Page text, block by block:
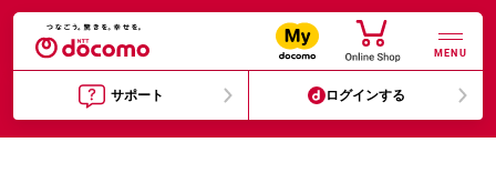
MENU
サポート ログインする